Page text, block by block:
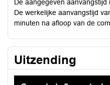
De aangegeven aanvangstijd
De werkelijke aanvangstijd
minuten na afloop van de
Uitzending